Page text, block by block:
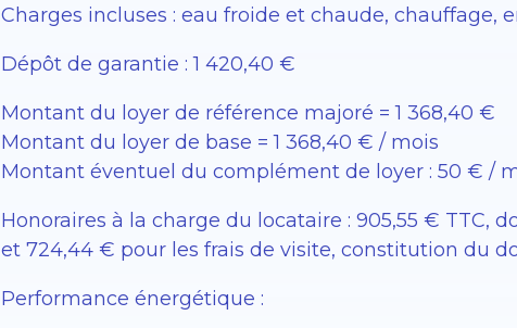
Charges incluses : eau froide et chaude, chauffage,
Dépôt de garantie : 1 420,40 €
Montant du loyer de référence majoré = 1 368,40 €
Montant du loyer de base = 1 368,40 € / mois
Montant éventuel du complément de loyer : 50 € /
Honoraires à la charge du locataire : 905,55 € TTC,
et 724,44 € pour les frais de visite, constitution du
Performance énergétique :